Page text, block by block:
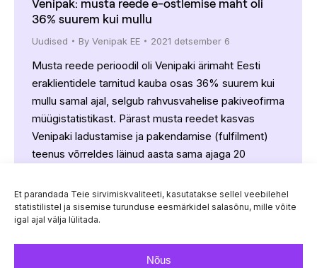
Et parandada Teie sirvimiskvaliteeti, kasutatakse sellel veebilehel
statistilistel ja sisemise turunduse eesmärkidel salasõnu, mille võite
igal ajal välja lülitada.
Nõus
36% suurem kui mullu
Uudised By Venipak EE 2021 detsember 6
Musta reede perioodil oli Venipaki ärimaht Eesti
eraklientidele tarnitud kauba osas 36% suurem kui
mullu samal ajal, selgub rahvusvahelise pakiveofirma
müügistatistikast. Pärast musta reedet kasvas
Venipaki ladustamise ja pakendamise (fulfilment)
teenus võrreldes läinud aasta sama ajaga 20
kosmeetika, mänguasjad, dekoratiivvalgustid ja
raamatud. Aasta lõikes on Venipaki Eesti äri
tõusuteel,…